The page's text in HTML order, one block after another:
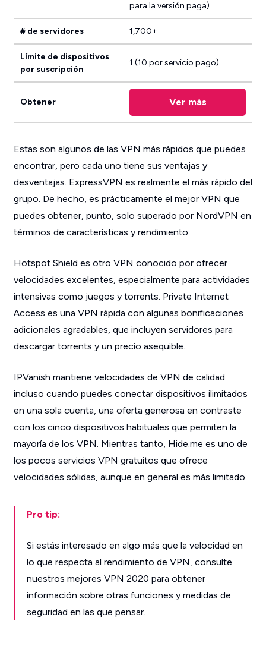
para la versión paga)
# de servidores 1,700+
Límite de dispositivos
por suscripción
1 (10 por servicio pago)
Obtener Ver más
Estas son algunos de las VPN más rápidos que puedes
encontrar, pero cada uno tiene sus ventajas y
desventajas. ExpressVPN es realmente el más rápido del
grupo. De hecho, es prácticamente el mejor VPN que
puedes obtener, punto, solo superado por NordVPN en
términos de características y rendimiento.
Hotspot Shield es otro VPN conocido por ofrecer
velocidades excelentes, especialmente para actividades
intensivas como juegos y torrents. Private Internet
Access es una VPN rápida con algunas bonificaciones
adicionales agradables, que incluyen servidores para
descargar torrents y un precio asequible.
IPVanish mantiene velocidades de VPN de calidad
incluso cuando puedes conectar dispositivos ilimitados
en una sola cuenta, una oferta generosa en contraste
con los cinco dispositivos habituales que permiten la
mayoría de los VPN. Mientras tanto, Hide.me es uno de
los pocos servicios VPN gratuitos que ofrece
velocidades sólidas, aunque en general es más limitado.
Pro tip:
Si estás interesado en algo más que la velocidad en
lo que respecta al rendimiento de VPN, consulte
nuestros mejores VPN 2020 para obtener
información sobre otras funciones y medidas de
seguridad en las que pensar.